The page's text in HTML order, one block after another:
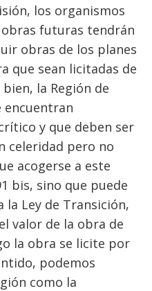
los organismos
futuras tendrán
obras de los planes
que sean licitadas de
la Región de
encuentran
y que deben ser
celeridad pero no
acogerse a este
bis, sino que puede
Ley de Transición,
valor de la obra de
la obra se licite por
podemos
como la